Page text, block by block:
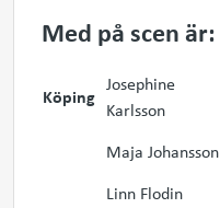
Med på scen är:
Köping
Josephine
Karlsson
Maja Johansson
Linn Flodin